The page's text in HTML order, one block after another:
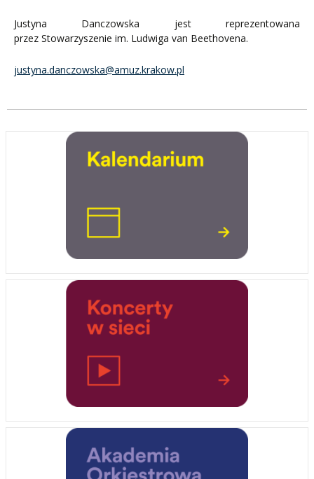
Justyna Danczowska jest reprezentowana
przez Stowarzyszenie im. Ludwiga van Beethovena.
justyna.danczowska@amuz.krakow.pl